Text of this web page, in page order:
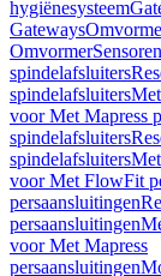
hygiënesysteem
Gateways
OmvormerSensoren
spindelafsluiters
spindelafsluiters
voor Met Mapress
spindelafsluiters
spindelafsluiters
voor Met FlowFit
persaansluitingen
persaansluitingen
voor Met Mapress
persaansluitingen